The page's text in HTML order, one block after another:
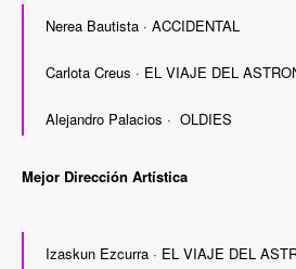
Nerea Bautista · ACCIDENTAL
Carlota Creus · EL VIAJE DEL
Alejandro Palacios · OLDIES
Mejor Dirección Artística
Izaskun Ezcurra · EL VIAJE DEL